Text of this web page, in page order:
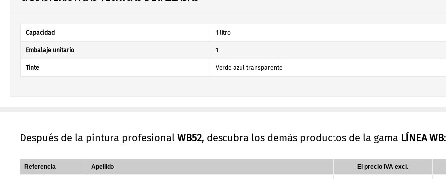
Capacidad 1 litro
Embalaje unitario 1
Tinte Verde azul transparente
Después de la pintura profesional WB52, descubra los demás productos de la gama LÍNEA WB:
Referencia Apellido El precio IVA excl.